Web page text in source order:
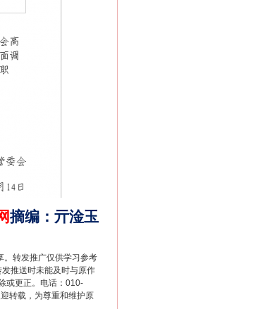
摘编 ： 亓淦玉
。转发推广仅供学习参考
推送时未能及时与原作
或更正。电话：010-
转载，为尊重和维护原
的真相